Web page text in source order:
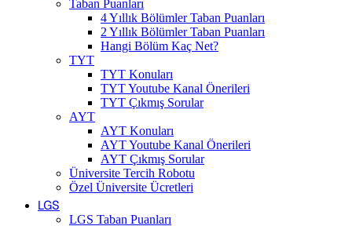
Taban Puanları
4 Yıllık Bölümler Taban Puanları
2 Yıllık Bölümler Taban Puanları
Hangi Bölüm Kaç Net?
TYT
TYT Konuları
TYT Youtube Kanal Önerileri
TYT Çıkmış Sorular
AYT
AYT Konuları
AYT Youtube Kanal Önerileri
AYT Çıkmış Sorular
Üniversite Tercih Robotu
Özel Üniversite Ücretleri
LGS
LGS Taban Puanları